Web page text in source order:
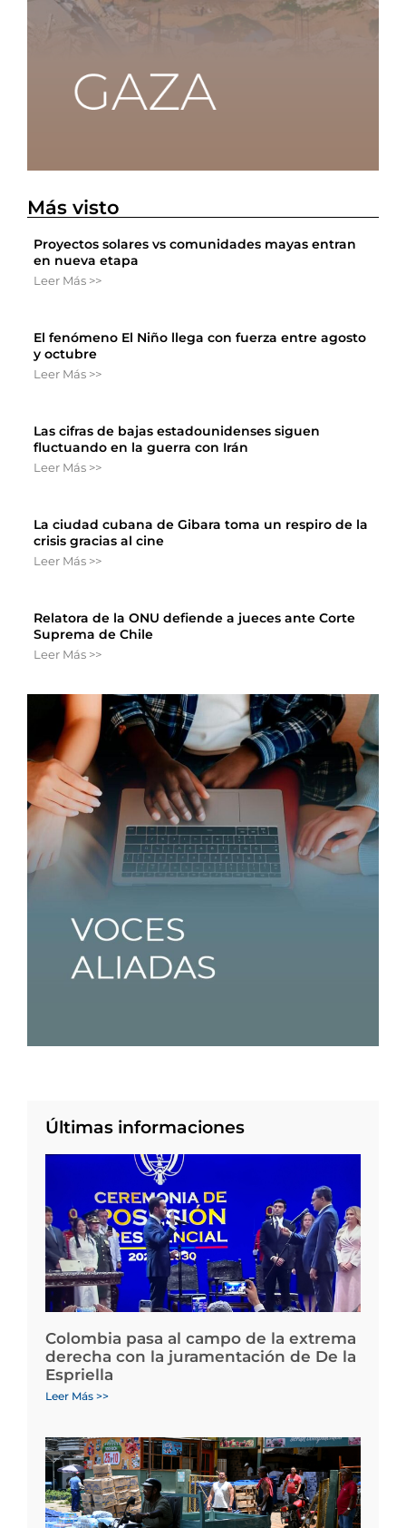
Más visto
Proyectos solares vs comunidades mayas entran
en nueva etapa
Leer Más >>
El fenómeno El Niño llega con fuerza entre agosto
y octubre
Leer Más >>
Las cifras de bajas estadounidenses siguen
fluctuando en la guerra con Irán
Leer Más >>
La ciudad cubana de Gibara toma un respiro de la
crisis gracias al cine
Leer Más >>
Relatora de la ONU defiende a jueces ante Corte
Suprema de Chile
Leer Más >>
Últimas informaciones
Colombia pasa al campo de la extrema
derecha con la juramentación de De la
Espriella
Leer Más >>